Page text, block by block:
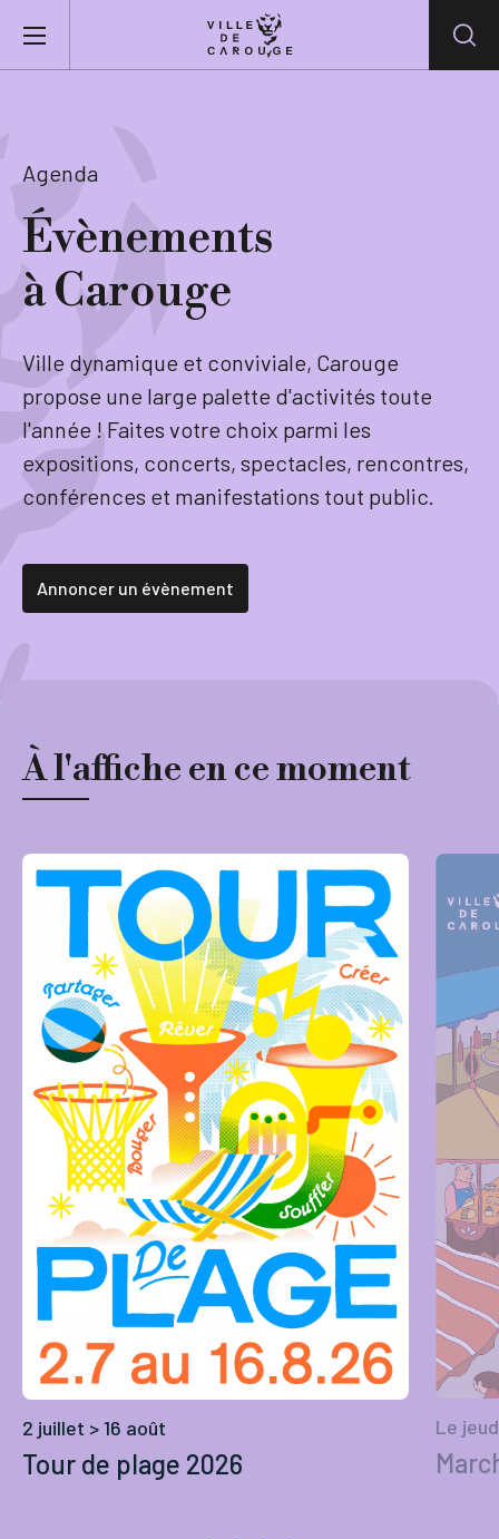
Mairie
Vie pratique
Actualités
Agenda
Lieux
CAROUGE SE CONSTRUIT
Agenda
Évènements
à Carouge
Ville dynamique et conviviale, Carouge
propose une large palette d'activités toute
l'année ! Faites votre choix parmi les
expositions, concerts, spectacles, rencontres,
conférences et manifestations tout public.
Annoncer un évènement
À l'affiche en ce moment
2 juillet > 16 août
Tour de plage 2026
Le